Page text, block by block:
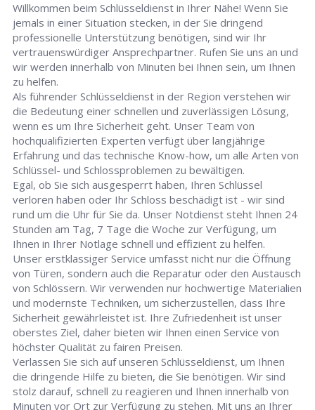
Willkommen beim Schlüsseldienst in Ihrer Nähe! Wenn Sie
jemals in einer Situation stecken, in der Sie dringend
professionelle Unterstützung benötigen, sind wir Ihr
vertrauenswürdiger Ansprechpartner. Rufen Sie uns an und
wir werden innerhalb von Minuten bei Ihnen sein, um Ihnen
zu helfen.
Als führender Schlüsseldienst in der Region verstehen wir
die Bedeutung einer schnellen und zuverlässigen Lösung,
wenn es um Ihre Sicherheit geht. Unser Team von
hochqualifizierten Experten verfügt über langjährige
Erfahrung und das technische Know-how, um alle Arten von
Schlüssel- und Schlossproblemen zu bewältigen.
Egal, ob Sie sich ausgesperrt haben, Ihren Schlüssel
verloren haben oder Ihr Schloss beschädigt ist - wir sind
rund um die Uhr für Sie da. Unser Notdienst steht Ihnen 24
Stunden am Tag, 7 Tage die Woche zur Verfügung, um
Ihnen in Ihrer Notlage schnell und effizient zu helfen.
Unser erstklassiger Service umfasst nicht nur die Öffnung
von Türen, sondern auch die Reparatur oder den Austausch
von Schlössern. Wir verwenden nur hochwertige Materialien
und modernste Techniken, um sicherzustellen, dass Ihre
Sicherheit gewährleistet ist. Ihre Zufriedenheit ist unser
oberstes Ziel, daher bieten wir Ihnen einen Service von
höchster Qualität zu fairen Preisen.
Verlassen Sie sich auf unseren Schlüsseldienst, um Ihnen
die dringende Hilfe zu bieten, die Sie benötigen. Wir sind
stolz darauf, schnell zu reagieren und Ihnen innerhalb von
Minuten vor Ort zur Verfügung zu stehen. Mit uns an Ihrer